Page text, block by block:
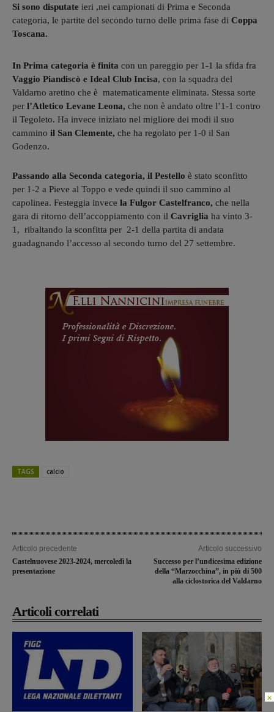
Si sono disputate ieri ,nei campionati di Prima e Seconda
categoria, le partite del secondo turno delle prima fase di Coppa
Toscana.
In Prima categoria è finita con un pareggio per 1-1 la sfida fra
Vaggio Piandiscò e Ideal Club Incisa, con la squadra del
Valdarno aretino che è matematicamente eliminata. Stessa sorte
per l’Atletico Levane Leona, che non è andato oltre l’1-1 contro
il Tegoleto. Ha invece iniziato nel migliore dei modi il suo
cammino il San Clemente, che ha regolato per 1-0 il San
Godenzo.
Passando alla Seconda categoria, il Pestello è stato sconfitto
per 1-2 a Pieve al Toppo e vede quindi il suo cammino al
capolinea. Festeggia invece la Fulgor Castelfranco, che nella
gara di ritorno dell’accoppiamento con il Cavriglia ha vinto 3-
1, ribaltando la sconfitta per 2-1 della partita di andata
guadagnando l’accesso al secondo turno del 27 settembre.
TAGS calcio
Articolo precedente
Castelnuovese 2023-2024, mercoledì la
presentazione
Articolo successivo
Successo per l’undicesima edizione
della “Marzocchina”, in più di 500
alla ciclostorica del Valdarno
Articoli correlati
×